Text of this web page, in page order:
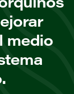
medio